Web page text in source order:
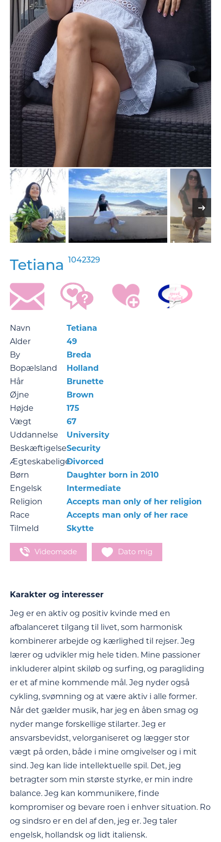
Tetiana 1042329
Navn
Tetiana
Alder
49
By
Breda
Bopælsland
Holland
Hår
Brunette
Øjne
Brown
Højde
175
Vægt
67
Uddannelse
University
BeskæftigelseSecurity
ÆgteskabeligeDivorced
Børn
Daughter born in 2010
Engelsk
Intermediate
Religion
Accepts man only of her religion
Race
Accepts man only of her race
Tilmeld
Skytte
Videomøde Dato mig
Karakter og interesser
Jeg er en aktiv og positiv kvinde med en
afbalanceret tilgang til livet, som harmonisk
kombinerer arbejde og kærlighed til rejser. Jeg
lærer og udvikler mig hele tiden. Mine passioner
inkluderer alpint skiløb og surfing, og paragliding
er et af mine kommende mål. Jeg nyder også
cykling, svømning og at være aktiv i alle former.
Når det gælder musik, har jeg en åben smag og
nyder mange forskellige stilarter. Jeg er
ansvarsbevidst, velorganiseret og lægger stor
vægt på orden, både i mine omgivelser og i mit
sind. Jeg kan lide intellektuelle spil. Det, jeg
betragter som min største styrke, er min indre
balance. Jeg kan kommunikere, finde
kompromiser og bevare roen i enhver situation. Ro
og sindsro er en del af den, jeg er. Jeg taler
engelsk, hollandsk og lidt italiensk.